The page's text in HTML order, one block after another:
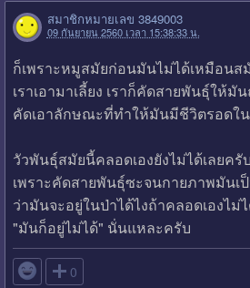
สมาชิกหมายเลข 3849003
09 กันยายน 2560 เวลา 15:38:33 น.
ก็เพราะหมูสมัยก่อนมันไม่ได้เหมือนส
เราเอามาเลี้ยง เราก็คัดสายพันธุ์ให้มั
คัดเอาลักษณะที่ทำให้มันมีชีวิตรอดใน
วัวพันธุ์สมัยนี้คลอดเองยังไม่ได้เลยค
เพราะคัดสายพันธุ์ซะจนกายภาพมันเ
ว่ามันจะอยู่ในป่าได้ไงถ้าคลอดเองไม่
"มันก็อยู่ไม่ได้" นั่นแหละครับ
 0